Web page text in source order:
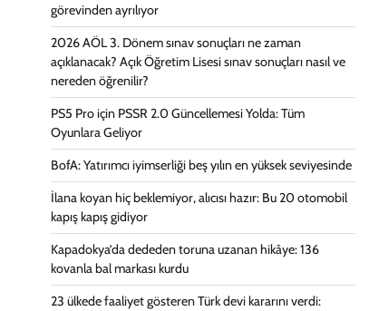
görevinden ayrılıyor
2026 AÖL 3. Dönem sınav sonuçları ne zaman
açıklanacak? Açık Öğretim Lisesi sınav sonuçları nasıl ve
nereden öğrenilir?
PS5 Pro için PSSR 2.0 Güncellemesi Yolda: Tüm
Oyunlara Geliyor
BofA: Yatırımcı iyimserliği beş yılın en yüksek seviyesinde
İlana koyan hiç beklemiyor, alıcısı hazır: Bu 20 otomobil
kapış kapış gidiyor
Kapadokya’da dededen toruna uzanan hikâye: 136
kovanla bal markası kurdu
23 ülkede faaliyet gösteren Türk devi kararını verdi: